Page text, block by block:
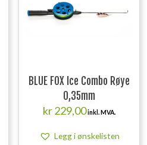
BLUE FOX Ice Combo Røye
0,35mm
kr229,00inkl. MVA.
Legg i ønskelisten